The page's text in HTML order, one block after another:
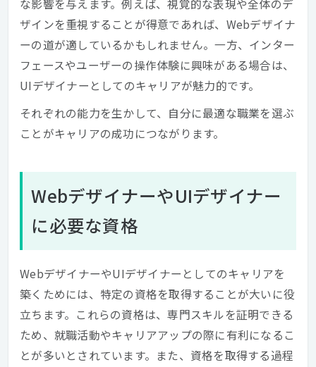
な影響を与えます。例えば、視覚的な表現や全体のデ
ザインを重視することが得意であれば、Webデザイナ
ーの道が適しているかもしれません。一方、インター
フェースやユーザーの操作体験に興味がある場合は、
UIデザイナーとしてのキャリアが魅力的です。
それぞれの能力を生かして、自分に最適な職業を選ぶ
ことがキャリアの成功につながります。
WebデザイナーやUIデザイナー
に必要な資格
WebデザイナーやUIデザイナーとしてのキャリアを
築くためには、特定の資格を取得することが大いに役
立ちます。これらの資格は、専門スキルを証明できる
ため、就職活動やキャリアアップの際に有利になるこ
とが多いとされています。また、資格を取得する過程